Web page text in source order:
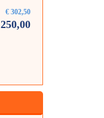
€ 302,50
250,00